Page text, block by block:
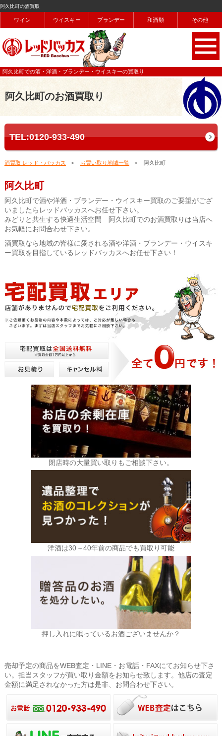
阿久比町の酒買取
ワイン ウイスキー ブランデー 和酒類 その他
阿久比町での酒・洋酒・ブランデー・ウイスキーの買取り
阿久比町のお酒買取り
TEL:0120-933-490
酒買取 レッド・バッカス お買い取り地域一覧 阿久比町
阿久比町
阿久比町で酒や洋酒・ブランデー・ウイスキー買取のご要望がござ
いましたらレッドバッカスへお任せ下さい。
みどりと共生する快適生活空間 阿久比町でのお酒買取りは当店へ
お気軽にお問合わせ下さい。
酒買取なら地域の皆様に愛される酒や洋酒・ブランデー・ウイスキ
ー買取を目指しているレッドバッカスへお任せ下さい！
閉店時の大量買い取りもご相談下さい。
洋酒は30～40年前の商品でも買取り可能
押し入れに眠っているお酒ございませんか？
売却予定の商品をWEB査定・LINE・お電話・FAXにてお知らせ下さ
い。担当スタッフが買い取り金額をお知らせ致します。他店の査定
金額に満足されなかった方は是非、お問合わせ下さい。